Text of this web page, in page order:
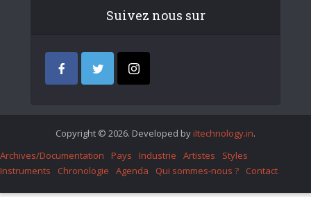
Suivez nous sur
Copyright © 2026. Developed by iItechnology.in.
Archives/Documentation
Pays Industrie Artistes
Styles
Instruments
Chronologie Agenda Qui sommes-nous ? Contact